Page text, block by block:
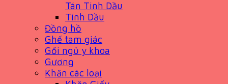
Tán Tinh Dầu
Tinh Dầu
Đồng hồ
Ghế tam giác
Gối ngủ y khoa
Gương
Khăn các loại